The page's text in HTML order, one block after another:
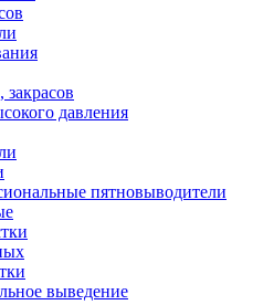
закрасов
давления
пятновыводители
выведение